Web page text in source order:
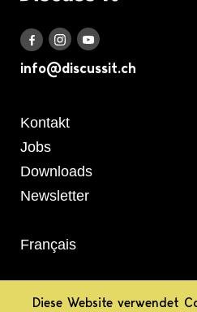
Discuss it auf Facebook
Discuss it auf
Discuss it auf
info@discussit.ch
Metanavigation
Kontakt
Jobs
Downloads
Newsletter
Français
informiert.
Diese Website verwendet